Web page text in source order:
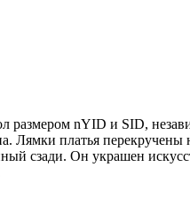
nYID и SID,
Лямки платья
сзади. Он украшен